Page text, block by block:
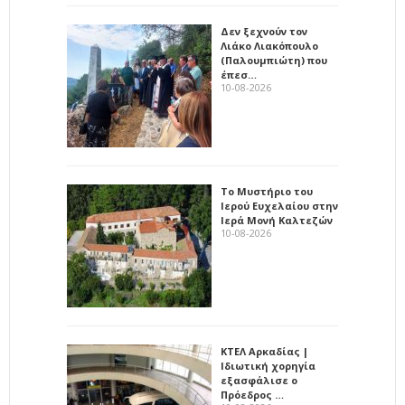
Δεν ξεχνούν τον
Λιάκο Λιακόπουλο
(Παλουμπιώτη) που
έπεσ…
10-08-2026
Το Μυστήριο του
Ιερού Ευχελαίου στην
Ιερά Μονή Καλτεζών
10-08-2026
ΚΤΕΛ Αρκαδίας |
Ιδιωτική χορηγία
εξασφάλισε ο
Πρόεδρος …